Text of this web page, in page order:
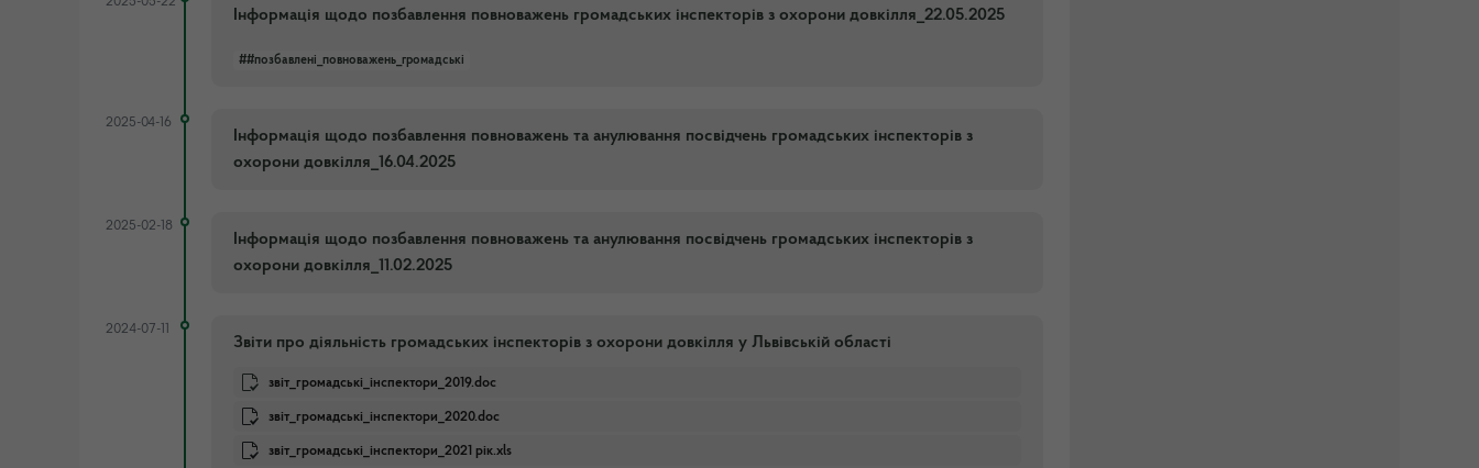
Інформація щодо позбавлення повноважень громадських інспекторів з охорони довкілля_22.05.2025
##позбавлені_повноважень_громадські
2025-04-16
Інформація щодо позбавлення повноважень та анулювання посвідчень громадських інспекторів з
охорони довкілля_16.04.2025
2025-02-18
Інформація щодо позбавлення повноважень та анулювання посвідчень громадських інспекторів з
охорони довкілля_11.02.2025
2024-07-11
Звіти про діяльність громадських інспекторів з охорони довкілля у Львівській області
звіт_громадські_інспектори_2019.doc
звіт_громадські_інспектори_2020.doc
звіт_громадські_інспектори_2021 рік.xls